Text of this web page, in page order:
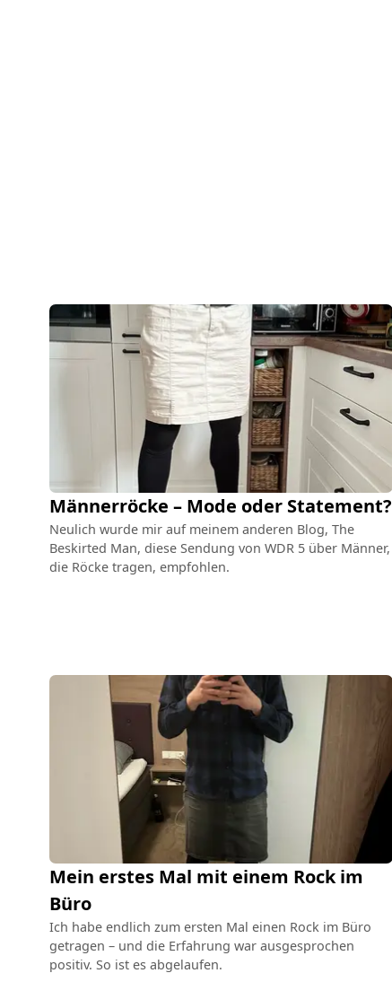
Männerröcke – Mode oder Statement?
Neulich wurde mir auf meinem anderen Blog, The
Beskirted Man, diese Sendung von WDR 5 über Männer,
die Röcke tragen, empfohlen.
Mein erstes Mal mit einem Rock im
Büro
Ich habe endlich zum ersten Mal einen Rock im Büro
getragen – und die Erfahrung war ausgesprochen
positiv. So ist es abgelaufen.